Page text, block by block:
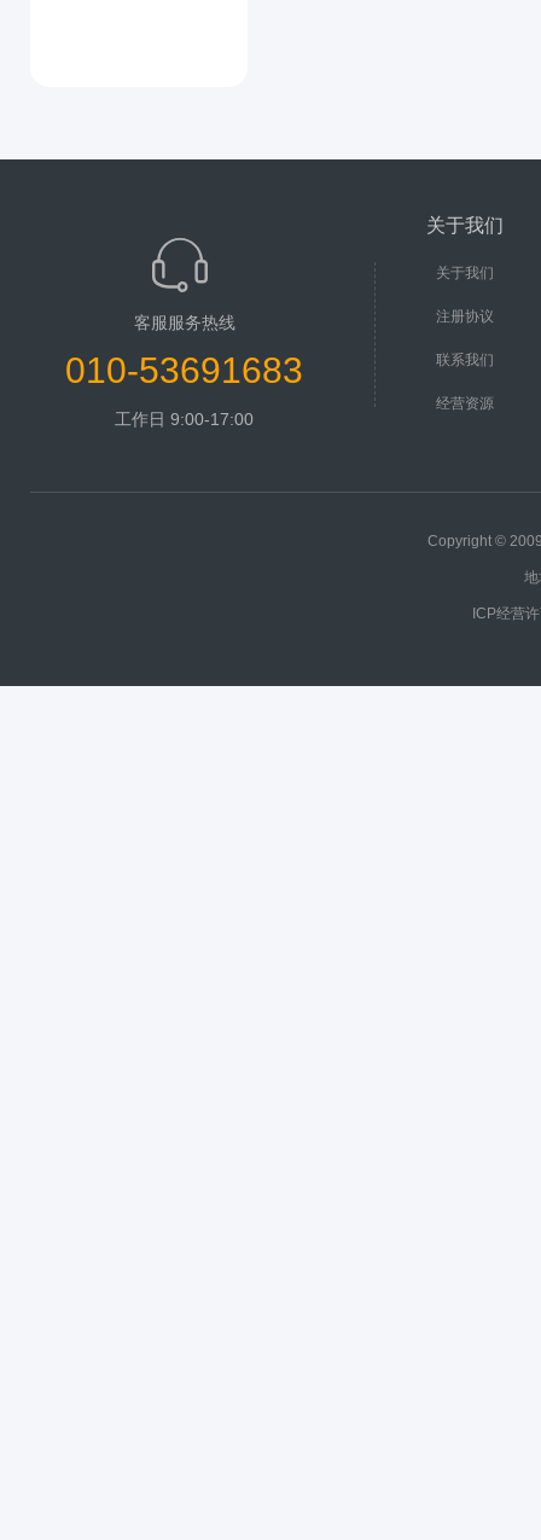
客服服务热线
010-53691683
工作日 9:00-17:00
关于我们
关于我们
注册协议
联系我们
经营资源
Copyright ©
ICP经营